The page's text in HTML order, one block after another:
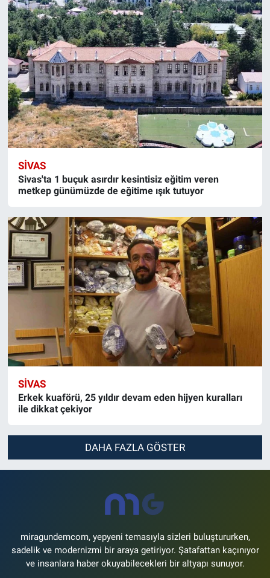
SIVAS
Sivas'ta 1 buçuk asırdır kesintisiz eğitim veren
metkep günümüzde de eğitime ışık tutuyor
SIVAS
Erkek kuaförü, 25 yıldır devam eden hijyen kuralları
ile dikkat çekiyor
DAHA FAZLA GÖSTER
miragundemcom, yepyeni temasıyla sizleri buluştururken,
sadelik ve modernizmi bir araya getiriyor. Şatafattan kaçınıyor
ve insanlara haber okuyabilecekleri bir altyapı sunuyor.